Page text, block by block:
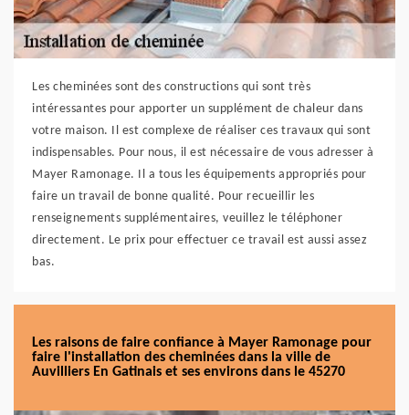
Les cheminées sont des constructions qui sont très
intéressantes pour apporter un supplément de chaleur dans
votre maison. Il est complexe de réaliser ces travaux qui sont
indispensables. Pour nous, il est nécessaire de vous adresser à
Mayer Ramonage. Il a tous les équipements appropriés pour
faire un travail de bonne qualité. Pour recueillir les
renseignements supplémentaires, veuillez le téléphoner
directement. Le prix pour effectuer ce travail est aussi assez
bas.
Les raisons de faire confiance à Mayer Ramonage pour
faire l'installation des cheminées dans la ville de
Auvilliers En Gatinais et ses environs dans le 45270